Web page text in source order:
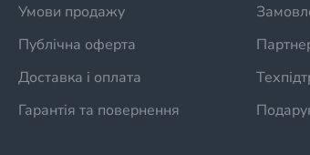
Умови продажу
Публічна оферта
Доставка і оплата
Гарантія та повернення